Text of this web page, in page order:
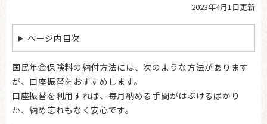
2023年4月1日更新
ページ内目次
国民年金保険料の納付方法には、次のような方法があります
が、口座振替をおすすめします。
口座振替を利用すれば、毎月納める手間がはぶけるばかり
か、納め忘れもなく安心です。